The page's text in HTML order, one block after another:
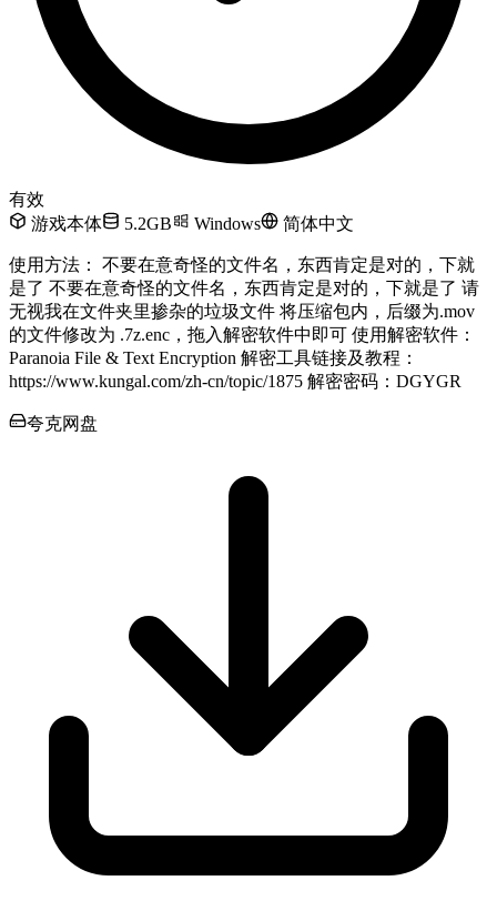
有效
游戏本体
5.2GB Windows 简体中文
使用方法： 不要在意奇怪的文件名，东西肯定是对的，下就
是了 不要在意奇怪的文件名，东西肯定是对的，下就是了 请
无视我在文件夹里掺杂的垃圾文件 将压缩包内，后缀为.mov
的文件修改为 .7z.enc，拖入解密软件中即可 使用解密软件：
Paranoia File & Text Encryption 解密工具链接及教程：
https://www.kungal.com/zh-cn/topic/1875 解密密码：DGYGR
夸克网盘